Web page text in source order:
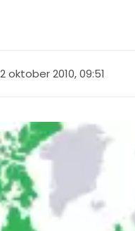
oktober 2010, 09:51